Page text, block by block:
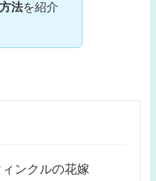
法を紹介
ィンクルの花嫁